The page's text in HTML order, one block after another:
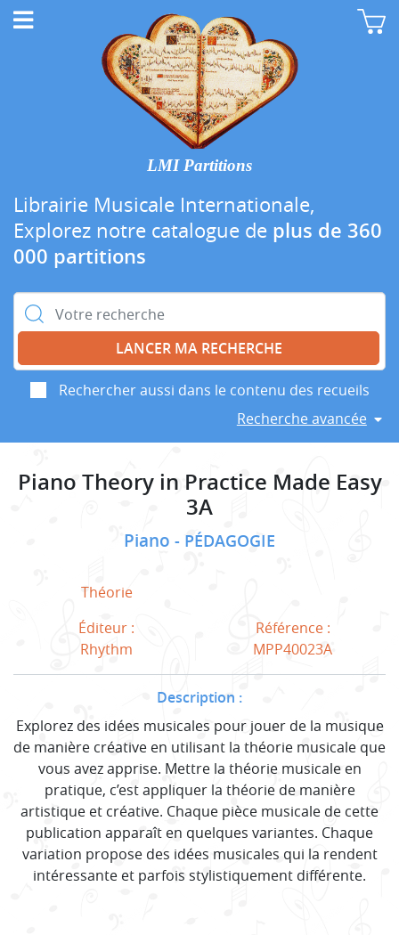
LMI Partitions
Librairie Musicale Internationale,
Explorez notre catalogue de plus de 360
000 partitions
Rechercher :
Rechercher aussi dans le contenu des recueils
Recherche avancée
Piano Theory in Practice Made Easy
3A
Piano PÉDAGOGIE
Théorie
Éditeur :
Rhythm
Référence :
MPP40023A
Description :
Explorez des idées musicales pour jouer de la musique
de manière créative en utilisant la théorie musicale que
vous avez apprise. Mettre la théorie musicale en
pratique, c’est appliquer la théorie de manière
artistique et créative. Chaque pièce musicale de cette
publication apparaît en quelques variantes. Chaque
variation propose des idées musicales qui la rendent
intéressante et parfois stylistiquement différente.